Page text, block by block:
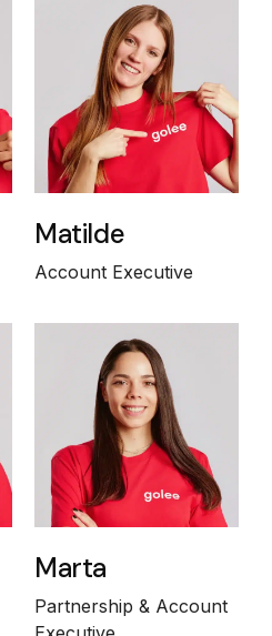
Matilde
Account Executive
Marta
Partnership & Account